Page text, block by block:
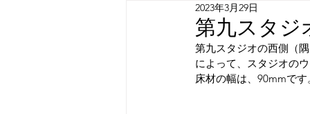
第九スタジ
2023年3月29日
第九スタジオの西側（
によって、スタジオの
床材の幅は、90mmです